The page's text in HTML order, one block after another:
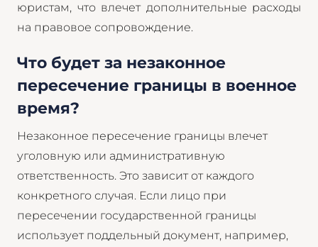
юристам, что влечет дополнительные расходы
на правовое сопровождение.
Что будет за незаконное
пересечение границы в военное
время?
Незаконное пересечение границы влечет
уголовную или административную
ответственность. Это зависит от каждого
конкретного случая. Если лицо при
пересечении государственной границы
использует поддельный документ, например,